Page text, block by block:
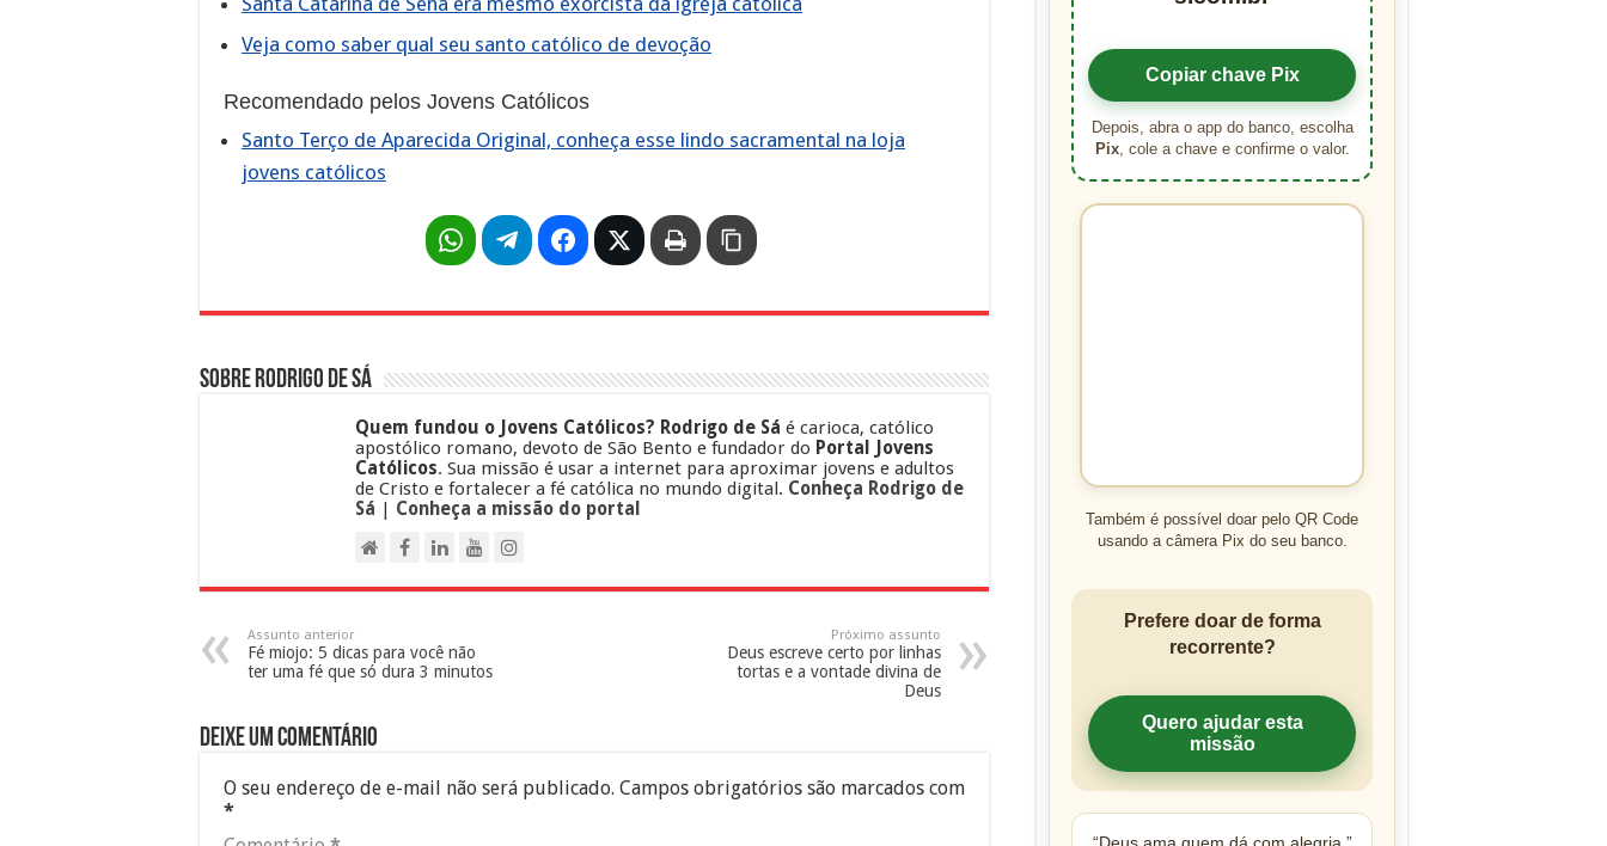
Veja como saber qual seu santo católico de devoção
Recomendado pelos Jovens Católicos
Santo Terço de Aparecida Original, conheça esse lindo sacramental na loja
jovens católicos
Sobre Rodrigo de Sá
Quem fundou o Jovens Católicos? Rodrigo de Sá é carioca, católico
apostólico romano, devoto de São Bento e fundador do Portal Jovens
Católicos. Sua missão é usar a internet para aproximar jovens e adultos
de Cristo e fortalecer a fé católica no mundo digital. Conheça Rodrigo de
Sá | Conheça a missão do portal
Assunto anterior
Fé miojo: 5 dicas para você não
ter uma fé que só dura 3 minutos
Próximo assunto
Deus escreve certo por linhas
tortas e a vontade divina de
Deus
Deixe um comentário
O seu endereço de e-mail não será publicado. Campos obrigatórios são marcados com
*
Copiar chave Pix
Depois, abra o app do banco, escolha
Pix, cole a chave e confirme o valor.
Também é possível doar pelo QR Code
usando a câmera Pix do seu banco.
Prefere doar de forma
recorrente?
Quero ajudar esta
missão